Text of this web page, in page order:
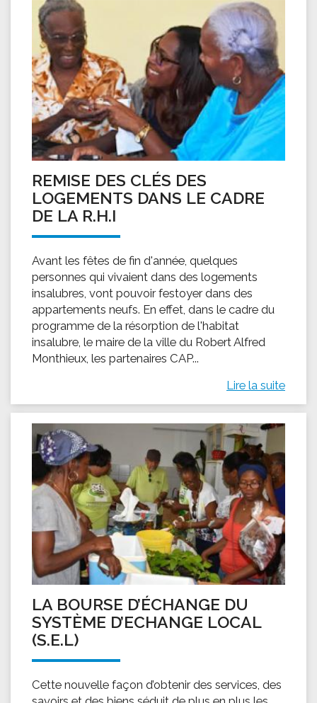
REMISE DES CLÉS DES
LOGEMENTS DANS LE CADRE
DE LA R.H.I
Avant les fêtes de fin d'année, quelques
personnes qui vivaient dans des logements
insalubres, vont pouvoir festoyer dans des
appartements neufs. En effet, dans le cadre du
programme de la résorption de l'habitat
insalubre, le maire de la ville du Robert Alfred
Monthieux, les partenaires CAP...
Lire la suite
LA BOURSE D’ÉCHANGE DU
SYSTÈME D’ECHANGE LOCAL
(S.E.L)
Cette nouvelle façon d’obtenir des services, des